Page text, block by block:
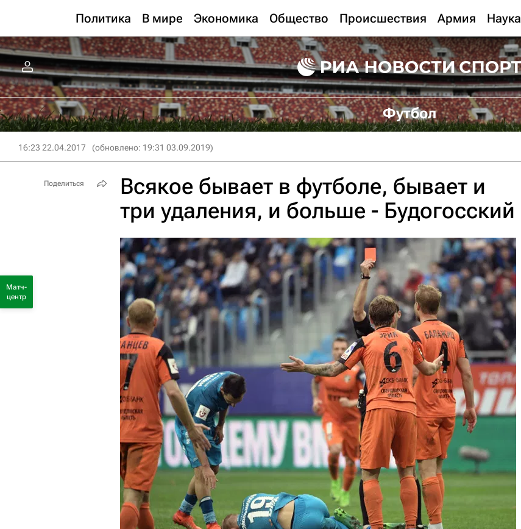
Политика В мире Экономика Общество Происшествия Армия Наука
Футбол
16:23 22.04.2017 (обновлено: 19:31 03.09.2019)
Всякое бывает в футболе, бывает и
три удаления, и больше - Будогосский
Поделиться
Матч-
центр